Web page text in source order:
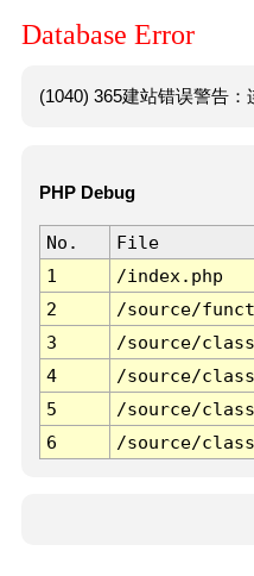
Database Error
(1040) 365建站错误警告
PHP Debug
No. File
1
/index.php
2
/source/
3
/source/
4
/source/
5
/source/
6
/source/